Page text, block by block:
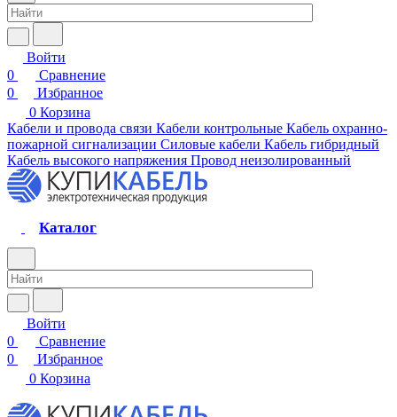
Войти
0
Сравнение
0
Избранное
0 Корзина
Кабели и провода связи Кабели контрольные Кабель охранно-
пожарной сигнализации Силовые кабели Кабель гибридный
Кабель высокого напряжения Провод неизолированный
Каталог
Войти
0
Сравнение
0
Избранное
0 Корзина